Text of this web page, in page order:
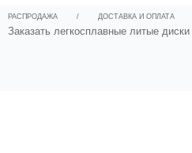
РАСПРОДАЖА / ДОСТАВКА И ОПЛАТА
Заказать легкосплавные литые диски